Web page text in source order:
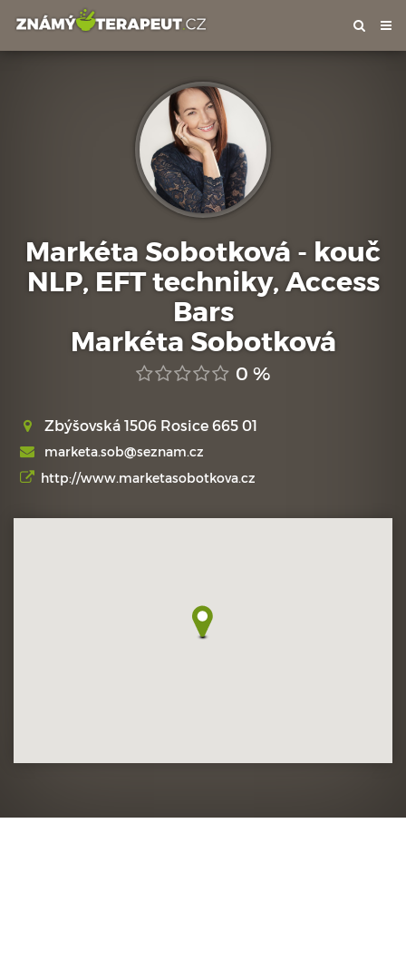
Markéta Sobotková - kouč
NLP, EFT techniky, Access
Bars
Markéta Sobotková
0 %
Zbýšovská 1506 Rosice 665 01
marketa.sob@seznam.cz
http://www.marketasobotkova.cz